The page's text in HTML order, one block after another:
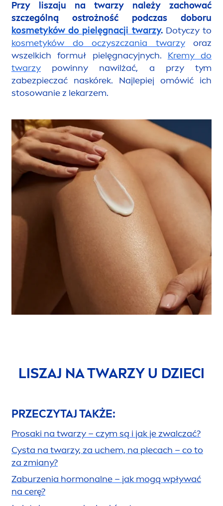
Przy liszaju na twarzy należy zachować
szczególną ostrożność podczas doboru
kosmetyków do pielęgnacji twarzy. Dotyczy to
kosmetyków do oczyszczania twarzyoraz
wszelkich formuł pielęgnacyjnych. Kremy do
twarzy powinny nawilżać, a przy tym
zabezpieczać naskórek. Najlepiej omówić ich
stosowanie z lekarzem.
LISZAJ NA TWARZY U DZIECI
PRZECZYTAJ TAKŻE:
Prosaki na twarzy – czym są i jak je zwalczać?
Cysta na twarzy, za uchem, na plecach – co to
za zmiany?
Zaburzenia hormonalne – jak mogą wpływać
na cerę?